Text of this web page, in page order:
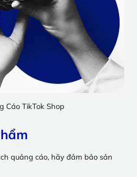
Cáo TikTok Shop
quảng cáo, hãy đảm bảo sản